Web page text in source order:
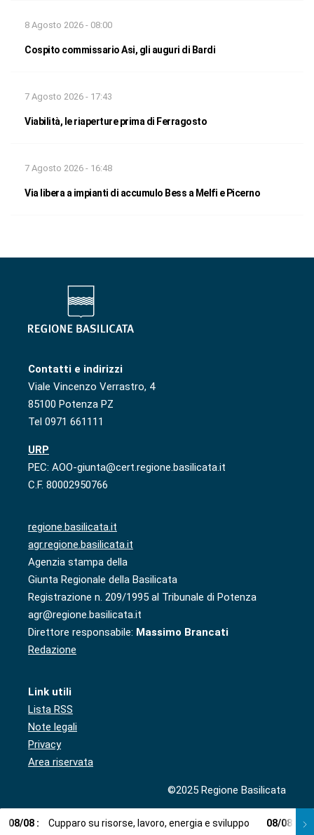
8 Agosto 2026 - 08:00
Cospito commissario Asi, gli auguri di Bardi
7 Agosto 2026 - 17:43
Viabilità, le riaperture prima di Ferragosto
7 Agosto 2026 - 16:48
Via libera a impianti di accumulo Bess a Melfi e Picerno
Contatti e indirizzi
Viale Vincenzo Verrastro, 4
85100 Potenza PZ
Tel 0971 661111
URP
PEC: AOO-giunta@cert.regione.basilicata.it
C.F. 80002950766
regione.basilicata.it
agr.regione.basilicata.it
Agenzia stampa della
Giunta Regionale della Basilicata
Registrazione n. 209/1995 al Tribunale di Potenza
agr@regione.basilicata.it
Direttore responsabile: Massimo Brancati
Redazione
Link utili
Lista RSS
Note legali
Privacy
Area riservata
©2025 Regione Basilicata
08/08 : Cupparo su risorse, lavoro, energia e sviluppo 08/08